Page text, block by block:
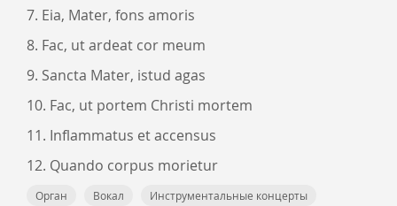
7. Eia, Mater, fons amoris
8. Fac, ut ardeat cor meum
9. Sancta Mater, istud agas
10. Fac, ut portem Christi mortem
11. Inflammatus et accensus
12. Quando corpus morietur
Орган Вокал
Инструментальные концерты